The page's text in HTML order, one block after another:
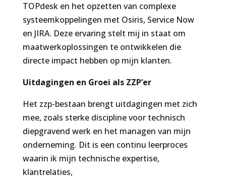
TOPdesk en het opzetten van complexe
systeemkoppelingen met Osiris, Service Now
en JIRA. Deze ervaring stelt mij in staat om
maatwerkoplossingen te ontwikkelen die
directe impact hebben op mijn klanten.
Uitdagingen en Groei als ZZP’er
Het zzp-bestaan brengt uitdagingen met zich
mee, zoals sterke discipline voor technisch
diepgravend werk en het managen van mijn
onderneming. Dit is een continu leerproces
waarin ik mijn technische expertise,
klantrelaties,